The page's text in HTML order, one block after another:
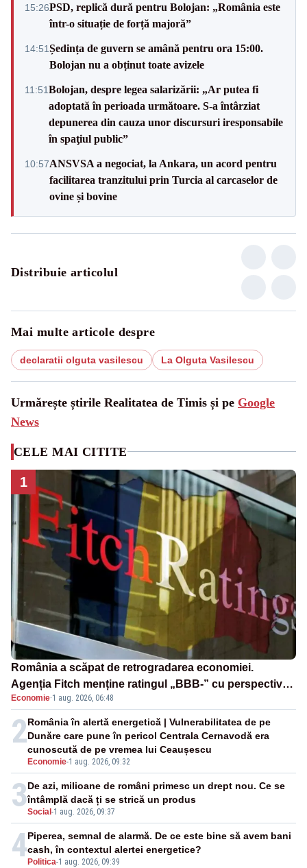
15:26PSD, replică dură pentru Bolojan: „România este
într-o situație de forță majoră”
14:51Ședința de guvern se amână pentru ora 15:00.
Bolojan nu a obținut toate avizele
11:51Bolojan, despre legea salarizării: „Ar putea fi
adoptată în perioada următoare. S-a întârziat
depunerea din cauza unor discursuri iresponsabile
în spaţiul public”
10:57ANSVSA a negociat, la Ankara, un acord pentru
facilitarea tranzitului prin Turcia al carcaselor de
ovine și bovine
Distribuie articolul
Mai multe articole despre
declaratii olguta vasilescu La Olguta Vasilescu
Urmărește știrile Realitatea de Timis și pe Google
News
CELE MAI CITITE
1
România a scăpat de retrogradarea economiei.
Agenția Fitch menține ratingul „BBB-” cu perspectivă
negativă
Economie·1 aug. 2026, 06:48
2
Economie-1 aug. 2026, 09:32
România în alertă energetică | Vulnerabilitatea de pe
Dunăre care pune în pericol Centrala Cernavodă era
cunoscută de pe vremea lui Ceaușescu
3Social -1 aug. 2026, 09:37
De azi, milioane de români primesc un drept nou. Ce se
întâmplă dacă ți se strică un produs
4 Politica-1 aug. 2026, 09:39
Piperea, semnal de alarmă. De ce este bine să avem bani
cash, în contextul alertei energetice?